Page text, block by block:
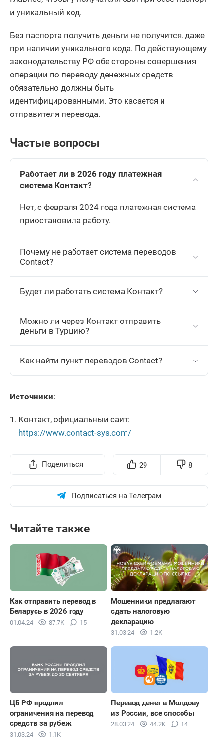
и уникальный код.
Без паспорта получить деньги не получится, даже
при наличии уникального кода. По действующему
законодательству РФ обе стороны совершения
операции по переводу денежных средств
обязательно должны быть
идентифицированными. Это касается и
отправителя перевода.
Частые вопросы
Работает ли в 2026 году платежная
система Контакт?
Нет, с февраля 2024 года платежная система
приостановила работу.
Почему не работает система переводов
Contact?
Будет ли работать система Контакт?
Можно ли через Контакт отправить
деньги в Турцию?
Как найти пункт переводов Contact?
Источники:
Контакт, официальный сайт:
https://www.contact-sys.com/
Поделиться 29 8
Подписаться на Телеграм
Читайте также
Как отправить перевод в
Беларусь в 2026 году
01.04.24 87.7K 15
Мошенники предлагают
сдать налоговую
декларацию
31.03.24 1.2K
ЦБ РФ продлил
ограничения на перевод
средств за рубеж
31.03.24 1.1K
Перевод денег в Молдову
из России, все способы
28.03.24 44.2K 14